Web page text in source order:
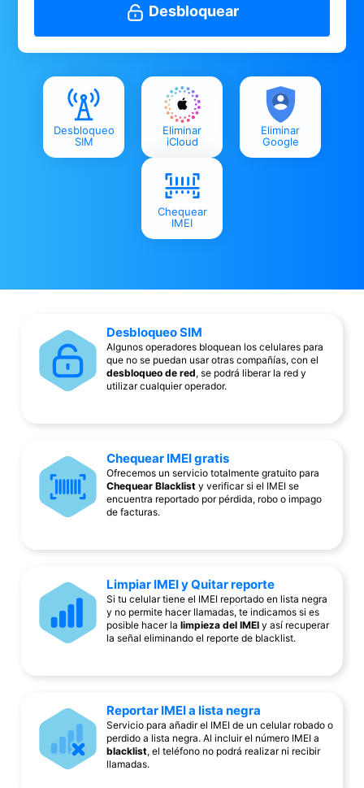
Desbloqueo
SIM
Eliminar
iCloud
Eliminar
Google
Chequear
IMEI
Desbloquear
Desbloqueo SIM
Algunos operadores bloquean los celulares para
que no se puedan usar otras compañías, con el
desbloqueo de red, se podrá liberar la red y
utilizar cualquier operador.
Chequear IMEI gratis
Ofrecemos un servicio totalmente gratuito para
Chequear Blacklist y verificar si el IMEI se
encuentra reportado por pérdida, robo o impago
de facturas.
Limpiar IMEI y Quitar reporte
Si tu celular tiene el IMEI reportado en lista negra
y no permite hacer llamadas, te indicamos si es
posible hacer la limpieza del IMEI y así recuperar
la señal eliminando el reporte de blacklist.
Reportar IMEI a lista negra
Servicio para añadir el IMEI de un celular robado o
perdido a lista negra. Al incluir el número IMEI a
blacklist, el teléfono no podrá realizar ni recibir
llamadas.